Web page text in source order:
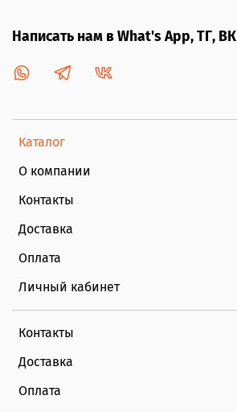
Каталог
О компании
Контакты
Доставка
Оплата
Личный кабинет
Контакты
Доставка
Оплата
Написать нам в What's App, ТГ, ВК